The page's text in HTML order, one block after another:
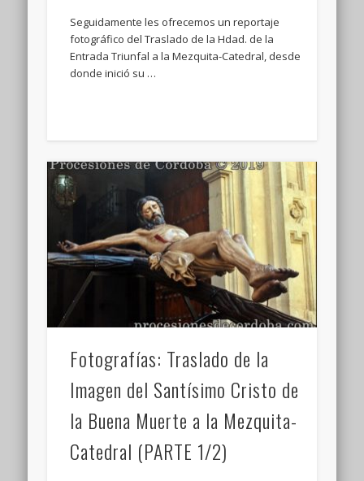
Seguidamente les ofrecemos un reportaje
fotográfico del Traslado de la Hdad. de la
Entrada Triunfal a la Mezquita-Catedral, desde
donde inició su …
Fotografías: Traslado de la
Imagen del Santísimo Cristo de
la Buena Muerte a la Mezquita-
Catedral (PARTE 1/2)